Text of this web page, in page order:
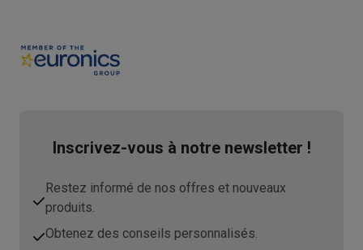
Inscrivez-vous à notre newsletter !
Restez informé de nos offres et nouveaux
produits.
Obtenez des conseils personnalisés.